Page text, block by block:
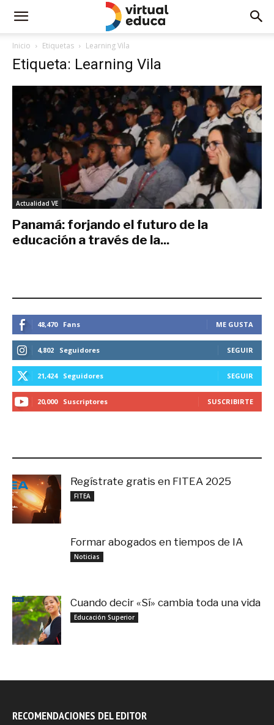
Inicio Etiquetas Learning Vila
Etiqueta: Learning Vila
Actualidad VE
Panamá: forjando el futuro de la
educación a través de la...
48,470 Fans ME GUSTA
4,802 Seguidores SEGUIR
21,424 Seguidores SEGUIR
20,000 Suscriptores SUSCRIBIRTE
Regístrate gratis en FITEA 2025
FITEA
Formar abogados en tiempos de IA
Noticias
Cuando decir «Sí» cambia toda una vida
Educación Superior
RECOMENDACIONES DEL EDITOR